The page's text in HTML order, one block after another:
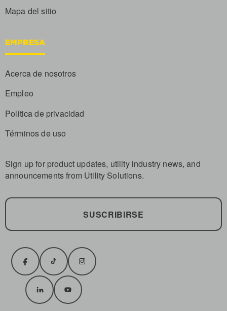
Mapa del sitio
EMPRESA
Acerca de nosotros
Empleo
Política de privacidad
Términos de uso
Sign up for product updates, utility industry news, and
announcements from Utility Solutions.
SUSCRIBIRSE